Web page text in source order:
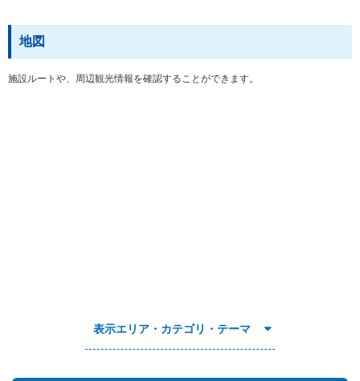
地図
施設ルートや、周辺観光情報を確認することができます。
表示エリア・カテゴリ・テーマ